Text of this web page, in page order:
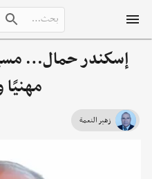
إسكندر حمال…
مهنيًا
زهير النعمة